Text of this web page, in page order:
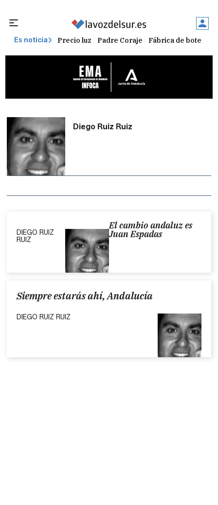
Es noticia Precio luz Padre Coraje Fábrica de botellas
Diego Ruiz Ruiz
El cambio andaluz es
Juan Espadas
DIEGO RUIZ
RUIZ
Siempre estarás ahí, Andalucía
DIEGO RUIZ RUIZ